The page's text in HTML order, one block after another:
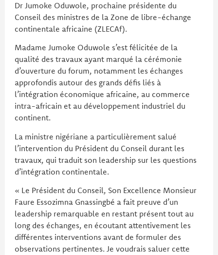
Dr Jumoke Oduwole, prochaine présidente du
Conseil des ministres de la Zone de libre-échange
continentale africaine (ZLECAf).
Madame Jumoke Oduwole s’est félicitée de la
qualité des travaux ayant marqué la cérémonie
d’ouverture du forum, notamment les échanges
approfondis autour des grands défis liés à
l’intégration économique africaine, au commerce
intra-africain et au développement industriel du
continent.
La ministre nigériane a particulièrement salué
l’intervention du Président du Conseil durant les
travaux, qui traduit son leadership sur les questions
d’intégration continentale.
« Le Président du Conseil, Son Excellence Monsieur
Faure Essozimna Gnassingbé a fait preuve d’un
leadership remarquable en restant présent tout au
long des échanges, en écoutant attentivement les
différentes interventions avant de formuler des
observations pertinentes. Je voudrais saluer cette